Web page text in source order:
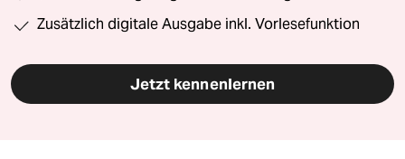
Zusätzlich digitale Ausgabe inkl. Vorlesefunktion
Jetzt kennenlernen